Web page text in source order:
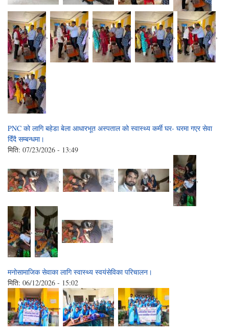
, , , , ,
PNC को लागि बहेडा बेला आधारभूत अस्पताल को स्वास्थ्य कर्मी घर- घरमा गएर सेवा
दिँदै सम्बन्धमा।
मिति: 07/23/2026 - 13:49
, , , ,
, ,
मनोसामाजिक सेवाका लागि स्वास्थ्य स्वयंसेविका परिचालन।
मिति: 06/12/2026 - 15:02
, ,